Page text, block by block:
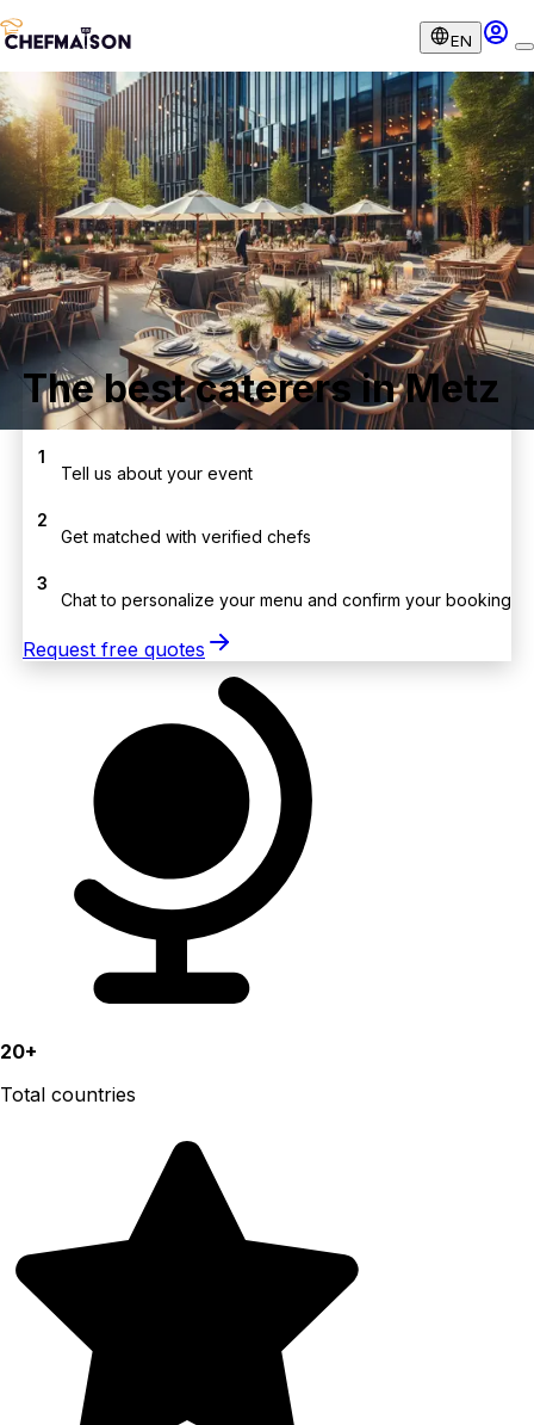
EN
The best caterers in Metz
1
Tell us about your event
2
Get matched with verified chefs
3
Chat to personalize your menu and confirm your booking
Request free quotes
20+
Total countries